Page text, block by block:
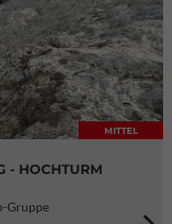
MITTEL
- HOCHTURM
Gruppe